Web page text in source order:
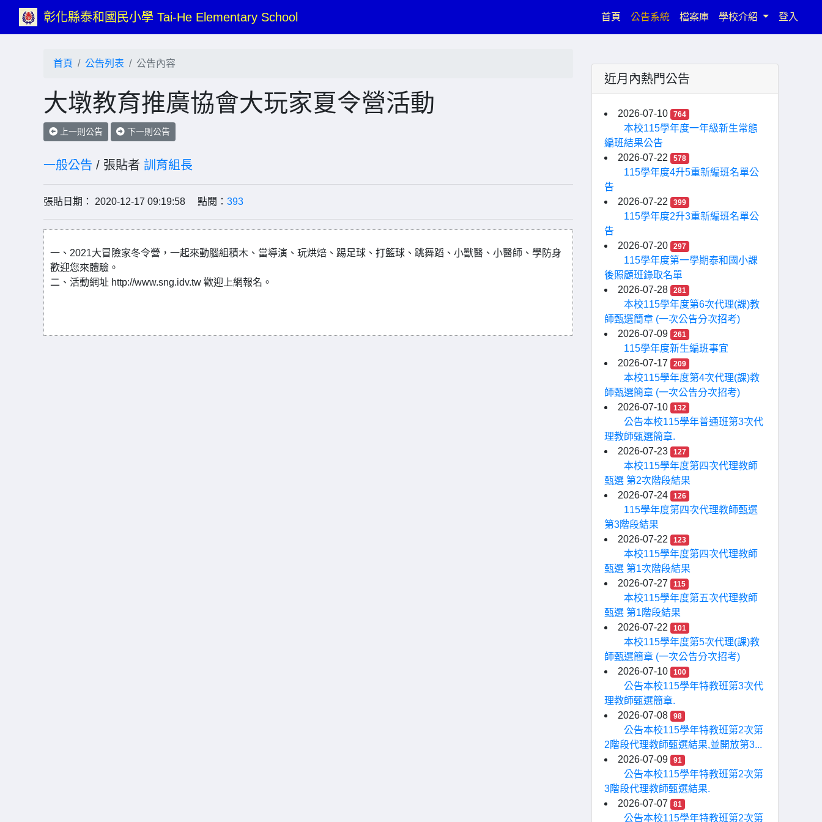
彰化縣泰和國民小學 Tai-He Elementary School 首頁 (current)
公告系統 檔案庫 學校介紹 登入
首頁 公告列表 公告內容
大墩教育推廣協會大玩家夏令營活動
上一則公告 下一則公告
一般公告 / 張貼者 訓育組長
張貼日期： 2020-12-17 09:19:58 點閱： 393
一、2021大冒險家冬令營，一起來動腦組積木、當導演、玩烘焙、踢足球、打籃球、跳舞蹈、小獸醫、小醫師、學防身
歡迎您來體驗。
二、活動網址 http://www.sng.idv.tw 歡迎上網報名。
近月內熱門公告
2026-07-10 764
本校115學年度一年級新生常態
編班結果公告
2026-07-22
578
115學年度4升5重新編班名單公
告
2026-07-22
399
115學年度2升3重新編班名單公
告
2026-07-20
297
115學年度第一學期泰和國小課
後照顧班錄取名單
2026-07-28
281
本校115學年度第6次代理(課)教
師甄選簡章 (一次公告分次招考)
2026-07-09
261
115學年度新生編班事宜
2026-07-17
209
本校115學年度第4次代理(課)教
師甄選簡章 (一次公告分次招考)
2026-07-10
132
公告本校115學年普通班第3次代
理教師甄選簡章.
2026-07-23
127
本校115學年度第四次代理教師
甄選 第2次階段結果
2026-07-24
126
115學年度第四次代理教師甄選
第3階段結果
2026-07-22
123
本校115學年度第四次代理教師
甄選 第1次階段結果
2026-07-27
115
本校115學年度第五次代理教師
甄選 第1階段結果
2026-07-22
101
本校115學年度第5次代理(課)教
師甄選簡章 (一次公告分次招考)
2026-07-10
100
公告本校115學年特教班第3次代
理教師甄選簡章.
2026-07-08
98
公告本校115學年特教班第2次第
2階段代理教師甄選結果,並開放第3...
2026-07-09
91
公告本校115學年特教班第2次第
3階段代理教師甄選結果.
2026-07-07
81
公告本校115學年特教班第2次第